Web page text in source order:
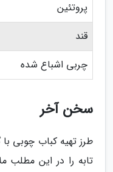
پروتئین
قند
چربی اشباع شده
سخن آخر
طرز تهیه کباب چوبی
تابه را در این مطلب